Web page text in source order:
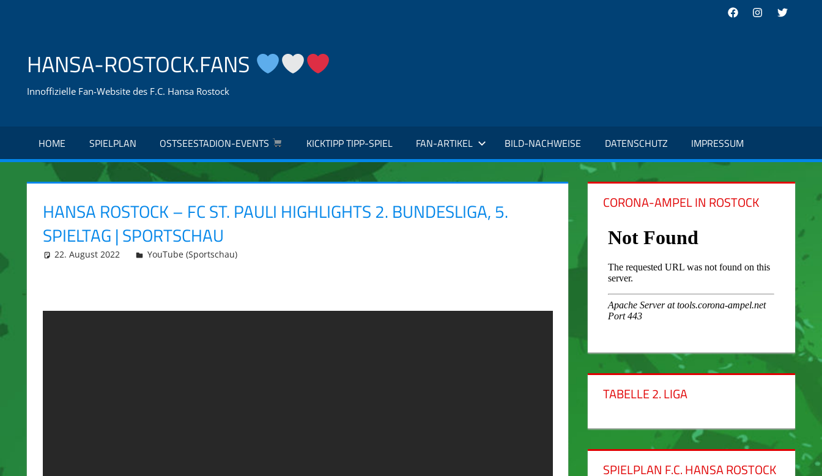
FacebookInstagram
Twitter
HANSA-ROSTOCK.FANS
Innoffizielle Fan-Website des F.C. Hansa Rostock
HOME SPIELPLAN OSTSEESTADION-EVENTS KICKTIPP TIPP-SPIEL FAN-ARTIKEL BILD-NACHWEISE DATENSCHUTZ IMPRESSUM
HANSA ROSTOCK – FC ST. PAULI HIGHLIGHTS 2. BUNDESLIGA, 5.
SPIELTAG | SPORTSCHAU
22. August 2022 integromat
YouTube (Sportschau)
CORONA-AMPEL IN ROSTOCK
TABELLE 2. LIGA
SPIELPLAN F.C. HANSA ROSTOCK